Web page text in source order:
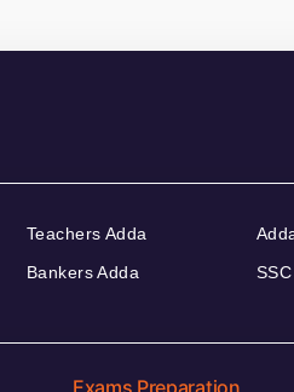
Teachers Adda
Bankers Adda
Exams Preparation